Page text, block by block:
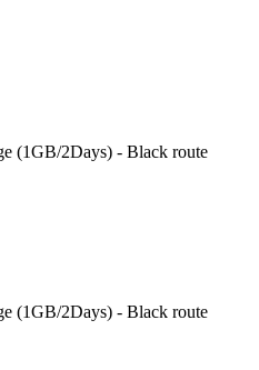
(1GB/2Days) - Black route
(1GB/2Days) - Black route